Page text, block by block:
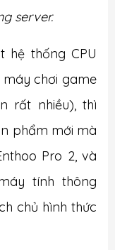
server.
hệ thống CPU
chơi game
rất nhiều), thì
phẩm mới mà
Pro 2, và
tính thông
chủ hình thức